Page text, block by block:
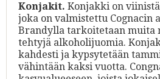
Konjakit. Konjakki on
joka on valmistettu Cognacin
Brandylla tarkoitetaan muita
tehtyjä alkoholijuomia.
kahdesti ja kypsytetään
vähintään kaksi vuotta.